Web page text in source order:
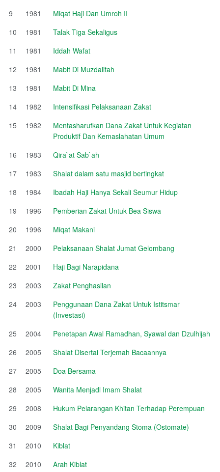
9
1981
Miqat Haji Dan Umroh II
10
1981
Talak Tiga Sekaligus
11
1981
Iddah Wafat
12
1981
Mabit Di Muzdalifah
13
1981
Mabit Di Mina
14
1982
Intensifikasi Pelaksanaan Zakat
15
1982
Mentasharufkan Dana Zakat Untuk Kegiatan
Produktif Dan Kemaslahatan Umum
16
1983
Qira`at Sab`ah
17
1983
Shalat dalam satu masjid bertingkat
18
1984
Ibadah Haji Hanya Sekali Seumur Hidup
19
1996
Pemberian Zakat Untuk Bea Siswa
20
1996
Miqat Makani
21
2000
Pelaksanaan Shalat Jumat Gelombang
22
2001
Haji Bagi Narapidana
23
2003
Zakat Penghasilan
24
2003
Penggunaan Dana Zakat Untuk Istitsmar
(Investasi)
25
2004
Penetapan Awal Ramadhan, Syawal dan Dzulhijah
26
2005
Shalat Disertai Terjemah Bacaannya
27
2005
Doa Bersama
28
2005
Wanita Menjadi Imam Shalat
29
2008
Hukum Pelarangan Khitan Terhadap Perempuan
30
2009
Shalat Bagi Penyandang Stoma (Ostomate)
31
2010
Kiblat
32
2010 Arah Kiblat